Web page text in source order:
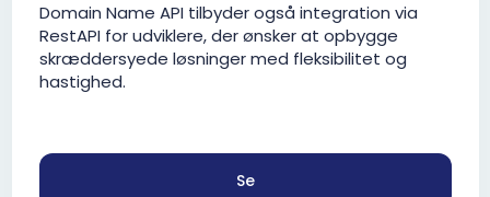
Domain Name API tilbyder også integration via
RestAPI for udviklere, der ønsker at opbygge
skræddersyede løsninger med fleksibilitet og
hastighed.
Se